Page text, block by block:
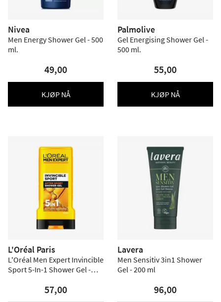
Nivea
Men Energy Shower Gel - 500
ml.
49,00
KJØP NÅ
Palmolive
Gel Energising Shower Gel -
500 ml.
55,00
KJØP NÅ
L'Oréal Paris
L'Oréal Men Expert Invincible
Sport 5-In-1 Shower Gel -
57,00
Lavera
Men Sensitiv 3in1 Shower
Gel - 200 ml
96,00